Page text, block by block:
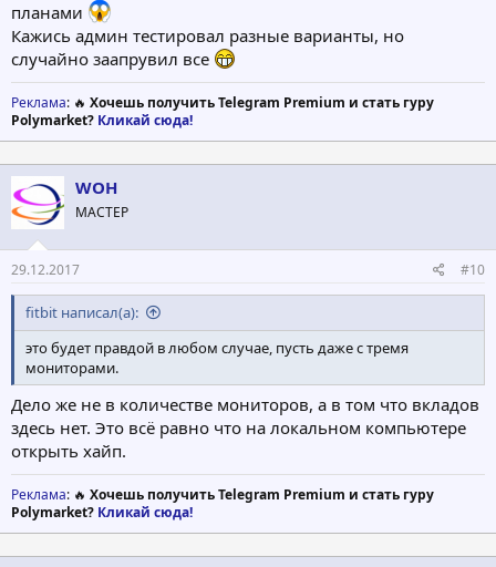
планами
Кажись админ тестировал разные варианты, но
случайно заапрувил все
Реклама: 🔥 Хочешь получить Telegram Premium и стать гуру
Polymarket? Кликай сюда!
WOH
МАСТЕР
29.12.2017 #10
fitbit написал(а):
это будет правдой в любом случае, пусть даже с тремя
мониторами.
Дело же не в количестве мониторов, а в том что вкладов
здесь нет. Это всё равно что на локальном компьютере
открыть хайп.
Реклама: 🔥 Хочешь получить Telegram Premium и стать гуру
Polymarket? Кликай сюда!